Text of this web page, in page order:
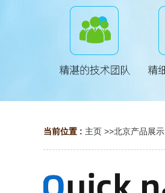
当前位置 : 主页 >>北京产品展示